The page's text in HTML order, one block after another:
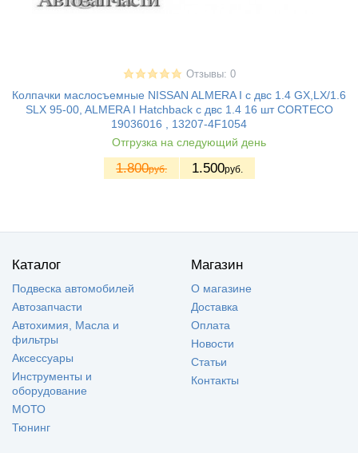
Отзывы: 0
Колпачки маслосъемные NISSAN ALMERA I с двс 1.4 GX,LX/1.6
SLX 95-00, ALMERA I Hatchback с двс 1.4 16 шт CORTECO
19036016 , 13207-4F1054
Отгрузка на следующий день
1.800руб. 1.500руб.
Каталог
Подвеска автомобилей
Автозапчасти
Автохимия, Масла и
фильтры
Аксессуары
Инструменты и
оборудование
МОТО
Тюнинг
Магазин
О магазине
Доставка
Оплата
Новости
Статьи
Контакты